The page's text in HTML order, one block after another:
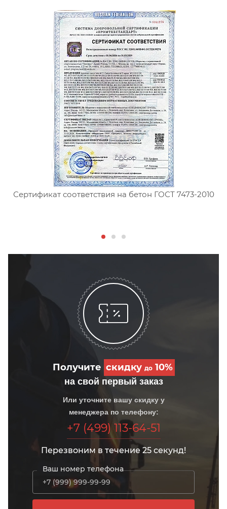
Сертификат соответствия на бетон ГОСТ 7473-2010
Получите скидку до10%
на свой первый заказ
Или уточните вашу скидку у
менеджера по телефону:
+7 (499) 113-64-51
Перезвоним в течение 25 секунд!
Ваш номер телефона